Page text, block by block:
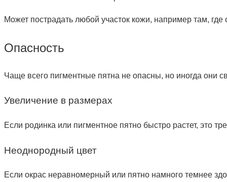
Может пострадать любой участок кожи, например там,
Опасность
Чаще всего пигментные пятна не опасны, но иногда они
Увеличение в размерах
Если родинка или пигментное пятно быстро растет, это
Неоднородный цвет
Если окрас неравномерный или пятно намного темнее